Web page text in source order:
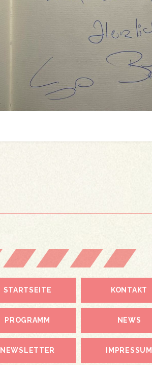
STARTSEITE KONTAKT
PROGRAMM NEWS
NEWSLETTER IMPRESSUM